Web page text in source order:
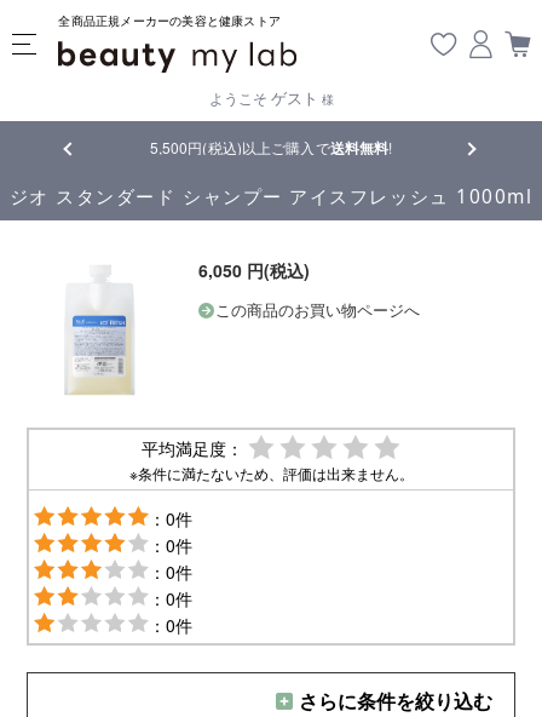
全商品正規メーカーの美容と健康ストア
ようこそ ゲスト 様
5,500円(税込)以上ご購入で送料無料! 【重要】
ジオ スタンダード シャンプー アイスフレッシュ 1000ml
6,050 円(税込)
この商品のお買い物ページへ
平均満足度：
※条件に満たないため、評価は出来ません。
：0件
：0件
：0件
：0件
：0件
さらに条件を絞り込む